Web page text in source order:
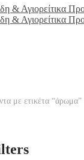
με ετικέτα “άρωμα”